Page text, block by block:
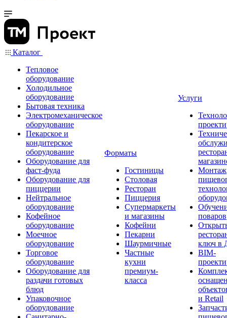
Каталог
Тепловое
оборудование
Холодильное
оборудование
Бытовая техника
Электромеханическое
оборудование
Пекарское и
кондитерское
оборудование
Оборудование для
фаст-фуда
Оборудование для
пиццерии
Нейтральное
оборудование
Кофейное
оборудование
Моечное
оборудование
Торговое
оборудование
Оборудование для
раздачи готовых
блюд
Упаковочное
оборудование
Форматы
Гостиницы
Столовая
Ресторан
Пиццерия
Супермаркеты
и магазины
Кофейни
Пекарни
Шаурмичные
Частные
кухни
премиум-
класса
Услуги
Монтаж
поваров
ключ в
BIM-
и Retail